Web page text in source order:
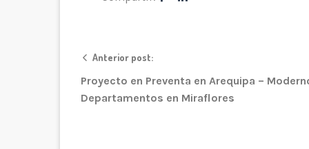
Anterior post:
Proyecto en Preventa en Arequipa –
Departamentos en Miraflores